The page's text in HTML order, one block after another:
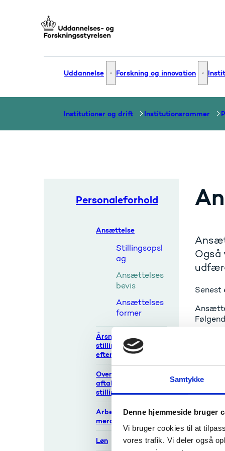
Samtykke
Denne hjemmeside bruger
Vi bruger cookies til at
vores trafik. Vi deler også
Uddannelse Uddannelse - Flere links
Forskning og innovation
Institutioner og drift Institutionsrammer
Personaleforhold
Ansættelse
Stillingsopsl
ag
Ansættelses
bevis
Ansættelses
former
Årsnorm og
stillingsstruktur
efter OK13
Overenskomster,
aftaler og
stillingsstrukturer
Arbejdstid og
merarbejde
Løn
Også
Senest